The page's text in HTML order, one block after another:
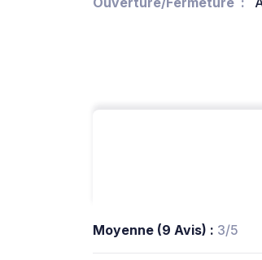
Moyenne (9 Avis) : 3/5